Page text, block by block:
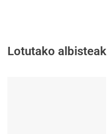
Lotutako albisteak